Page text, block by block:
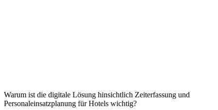
Warum ist die digitale Lösung hinsichtlich Zeiterfassung und
Personaleinsatzplanung für Hotels wichtig?